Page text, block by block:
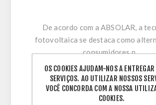
De acordo com a ABSOLAR, a
fotovoltaica se destaca como
consumidores p...
Termos:
energia solar ,solar, conta de luza,
,melhoria
OS COOKIES AJUDAM-NOS A
SERVIÇOS. AO UTILIZAR NOSSOS
VOCÊ CONCORDA COM A NOSSA
COOKIES.